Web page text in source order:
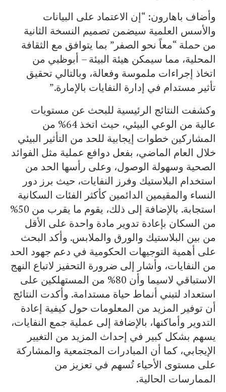
وأضاف باهارون: “إن الاعتماد على البيانات
والأسس العلمية سيضمن تصميم النسخة الثانية
من حملة “معاً نحو الصفر” بما يتوافق مع الثقافة
المحلية، مما سيمكن هيئة البيئة – أبوظبي من
اتخاذ إجراءات ملموسة وفعالة، وبالتالي تحقيق
تأثير مستدام في إدارة النفايات بالإمارة.”
وكشفت النتائج الرئيسية للبحث عن مستويات
عالية من الوعي البيئي، حيث اتخذ 64% من
المشاركين خطوات إيجابية للحد من التأثير البيئي
خلال العام الماضي، بفعل دوافع عملية مثل الفوائد
الصحية وسهولة الوصول، وعلى رأسها الحد من
استخدام البلاستيك وفرز النفايات، حيث برز دور
النساء والمقيمين الدائمين كأكثر الفئات السكانية
استجابة. بالإضافة إلى ذلك، يقوم ما يقرب من 50%
من السكان بإعادة تدوير مادة واحدة على الأقل
من بين البلاستيك والورق والملابس. وأكد البحث
على أهمية التوجيهات الحكومية في دعم جهود الحد
من النفايات، وأشار إلى ضرورة التحفيز لاتباع النهج
الاستباقي لاسيما وأن 80% من المستهلكين على
استعداد لتبني أنماط حياة مستدامة. وأكدت النتائج
أن توفير المزيد من المعلومات حول كيفية إعادة
التدوير وأماكنها، بالإضافة إلى عملية جمع النفايات،
يسهم بشكل كبير في إحداث المزيد من التغيير
الإيجابي، كما أن المبادرات المجتمعية والمشاركة
على مستوى الأحياء تُسهم في تعزيز من
الممارسات الحالية.